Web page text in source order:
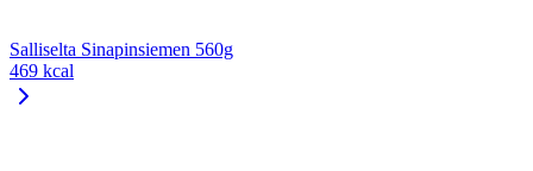
Salliselta Sinapinsiemen 560g
469 kcal